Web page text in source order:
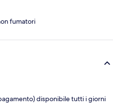
fumatori
disponibile tutti i giorni